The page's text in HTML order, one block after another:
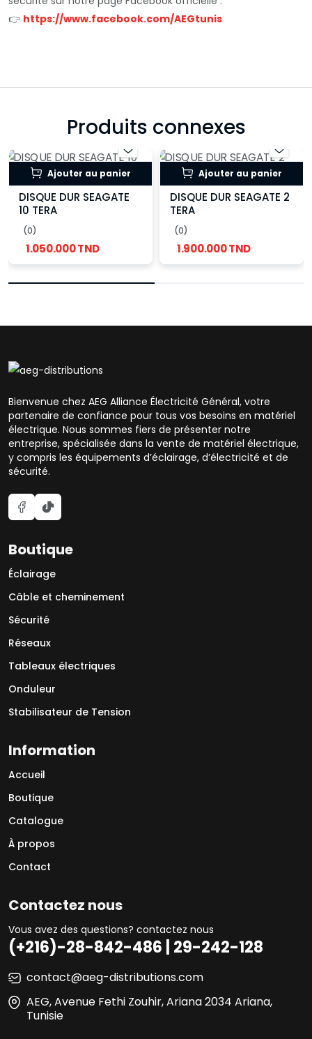
👉 https://www.facebook.com/AEGtunis
Produits connexes
Ajouter au panier
DISQUE DUR SEAGATE
10 TERA
(0)
1.050.000 TND
Ajouter au panier
DISQUE DUR SEAGATE 2
TERA
(0)
1.900.000 TND
Bienvenue chez AEG Alliance Électricité Général, votre
partenaire de confiance pour tous vos besoins en matériel
électrique. Nous sommes fiers de présenter notre
entreprise, spécialisée dans la vente de matériel électrique,
y compris les équipements d’éclairage, d’électricité et de
sécurité.
Boutique
Éclairage
Câble et cheminement
Sécurité
Réseaux
Tableaux électriques
Onduleur
Stabilisateur de Tension
Information
Accueil
Boutique
Catalogue
À propos
Contact
Contactez nous
Vous avez des questions? contactez nous
(+216)-28-842-486 | 29-242-128
contact@aeg-distributions.com
AEG, Avenue Fethi Zouhir, Ariana 2034 Ariana,
Tunisie